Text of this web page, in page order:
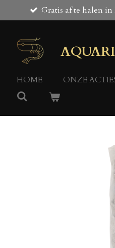
direct
hoofdinhoud
Gratis af te halen in
HOME ONZE